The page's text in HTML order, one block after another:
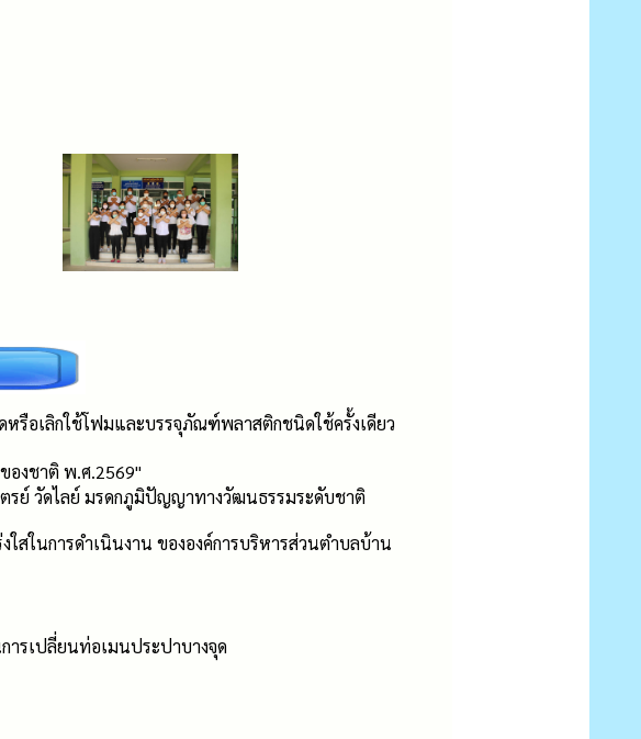
รือเลิกใช้โฟมและบรรจุภัณฑ์พลาสติกชนิดใช้ครั้งเดียว
องชาติ พ.ศ.2569"
รย์ วัดไลย์ มรดกภูมิปัญญาทางวัฒนธรรมระดับชาติ
สในการดำเนินงาน ขององค์การบริหารส่วนตำบลบ้าน
รเปลี่ยนท่อเมนประปาบางจุด